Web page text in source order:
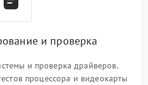
и проверка
и проверка драйверов.
процессора и видеокарты